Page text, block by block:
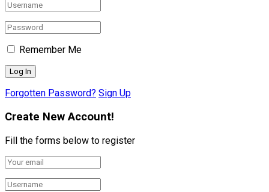
Remember Me
Forgotten Password? Sign Up
Create New Account!
Fill the forms below to register